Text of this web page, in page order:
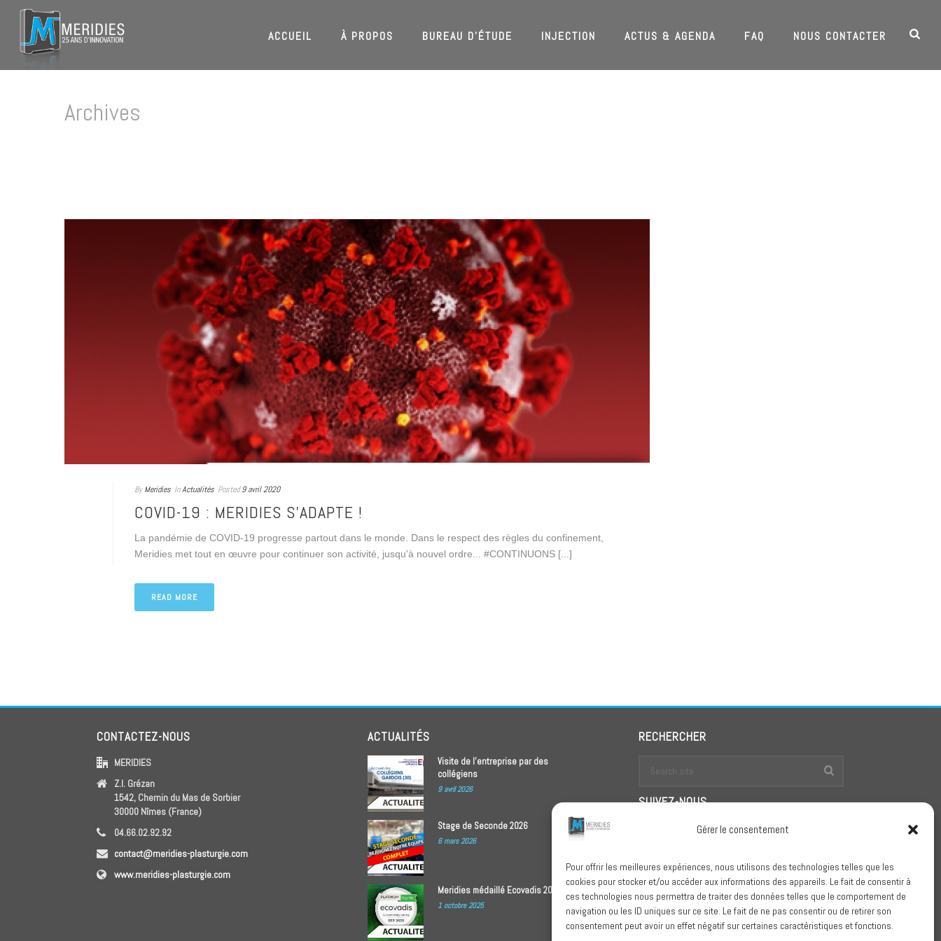
Gérer le consentement
Pour offrir les meilleures expériences, nous utilisons des technologies telles que les
cookies pour stocker et/ou accéder aux informations des appareils. Le fait de consentir à
ces technologies nous permettra de traiter des données telles que le comportement de
navigation ou les ID uniques sur ce site. Le fait de ne pas consentir ou de retirer son
consentement peut avoir un effet négatif sur certaines caractéristiques et fonctions.
ACCUEIL À PROPOS BUREAU D’ÉTUDE INJECTION ACTUS & AGENDA FAQ NOUS CONTACTER
Archives
By Meridies InActualités Posted 9 avril 2020
COVID-19 : MERIDIES S’ADAPTE !
La pandémie de COVID-19 progresse partout dans le monde. Dans le respect des règles du confinement,
Meridies met tout en œuvre pour continuer son activité, jusqu'à nouvel ordre... #CONTINUONS [...]
READ MORE
CONTACTEZ-NOUS
MERIDIES
Z.I. Grézan
1542, Chemin du Mas de Sorbier
30000 Nîmes (France)
04.66.02.92.92
contact@meridies-plasturgie.com
www.meridies-plasturgie.com
ACTUALITÉS
Visite de l’entreprise par des
collégiens
9 avril 2026
Stage de Seconde 2026
6 mars 2026
Meridies médaillé Ecovadis 2025
1 octobre 2025
RECHERCHER
SUIVEZ-NOUS
Conditions Générales de Vente
Politique de confidentialité